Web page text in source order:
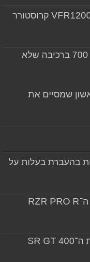
וידאו: ימאהה טנרה 700 ברכיבה שלא
שמסיים את
בהעברת בעלות על
פולריס חושפת את ה־RZR PRO R
אפריליה משיקה את ה־SR GT 400